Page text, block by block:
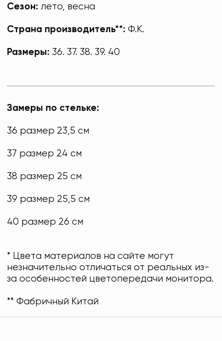
Сезон: лето, весна
Страна производитель**: Ф.К.
Размеры: 36. 37. 38. 39. 40
Замеры по стельке:
36 размер 23,5 см
37 размер 24 см
38 размер 25 см
39 размер 25,5 см
40 размер 26 см
* Цвета материалов на сайте могут
незначительно отличаться от реальных из-
за особенностей цветопередачи монитора.
** Фабричный Китай